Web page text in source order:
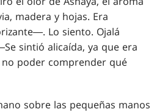
madera y hojas. Era
Lo siento. Ojalá
sintió alicaída, ya que era
poder comprender qué
sobre las pequeñas manos